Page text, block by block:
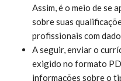
Assim, é o meio de se
sobre suas
profissionais com
A seguir, enviar o
exigido no formato
informações sobre o